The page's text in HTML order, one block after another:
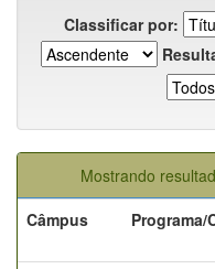
Classificar por:
Mostrando
Câmpus
Programa/